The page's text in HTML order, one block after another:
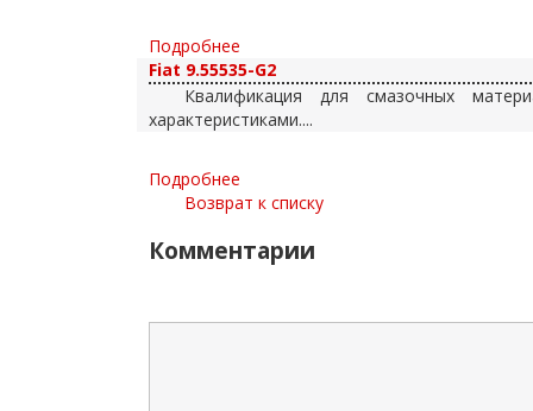
Подробнее
Fiat 9.55535-G2
Квалификация для смазочных
характеристиками....
Подробнее
Возврат к списку
Комментарии